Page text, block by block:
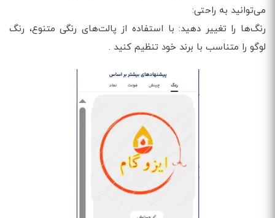
می‌توانید به راحتی:
رنگ‌ها را تغییر دهید: با استفاده از پالت‌های رنگی متنوع، رنگ
لوگو را متناسب با برند خود تنظیم کنید .